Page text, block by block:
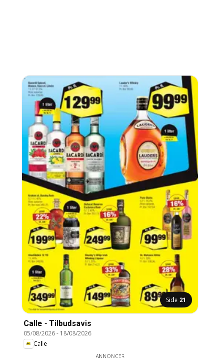
Side 21
Calle - Tilbudsavis
05/08/2026- 18/08/2026
Calle
ANNONCER